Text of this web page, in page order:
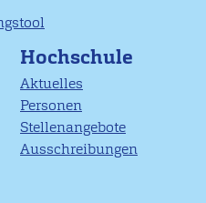
Hochschule
Aktuelles
Personen
Stellenangebote
Ausschreibungen